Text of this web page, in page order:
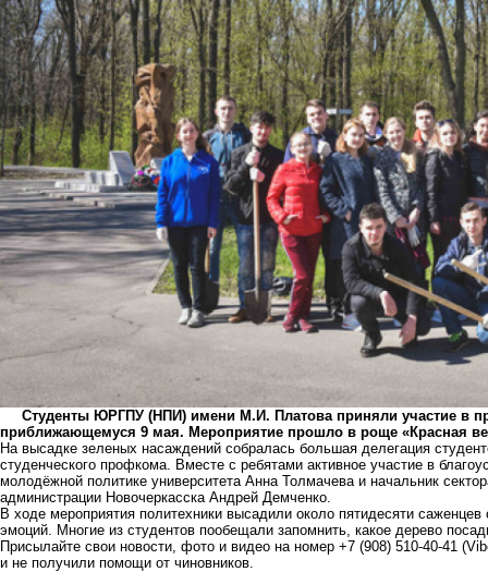
Студенты ЮРГПУ (НПИ) имени М.И. Платова приняли участие в
приближающемуся 9 мая. Мероприятие прошло в роще «Красная
На высадке зеленых насаждений собралась большая делегация
студенческого профкома. Вместе с ребятами активное участие в
молодёжной политике университета Анна Толмачева и начальник
администрации Новочеркасска Андрей Демченко.
В ходе мероприятия политехники высадили около пятидесяти
эмоций. Многие из студентов пообещали запомнить, какое дерево
Присылайте свои новости, фото и видео на номер +7 (908) 510-40-41
и не получили помощи от чиновников.